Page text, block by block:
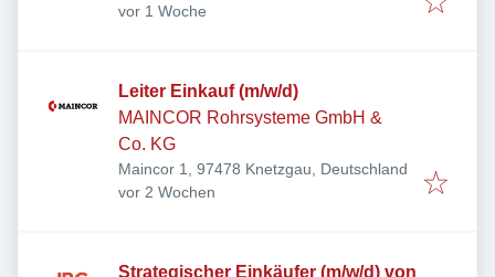
Veröffentlicht
vor 1 Woche
Leiter Einkauf (m/w/d)
MAINCOR Rohrsysteme GmbH &
Co. KG
Maincor 1, 97478 Knetzgau, Deutschland
Veröffentlicht:
vor 2 Wochen
Strategischer Einkäufer (m/w/d) von